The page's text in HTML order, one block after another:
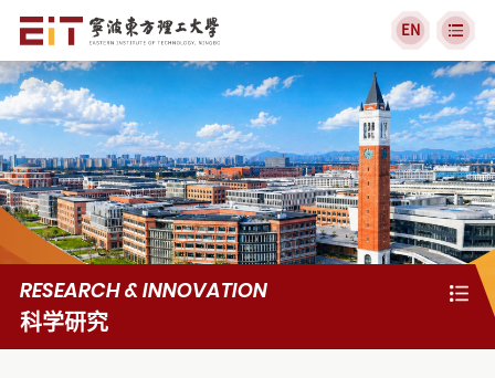
EN
RESEARCH & INNOVATION
科学研究